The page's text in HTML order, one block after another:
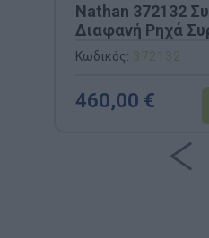
Nathan 372132
Διαφανή Ρηχά
100x41,5x77cm
Κωδικός: 372132
460,00 €